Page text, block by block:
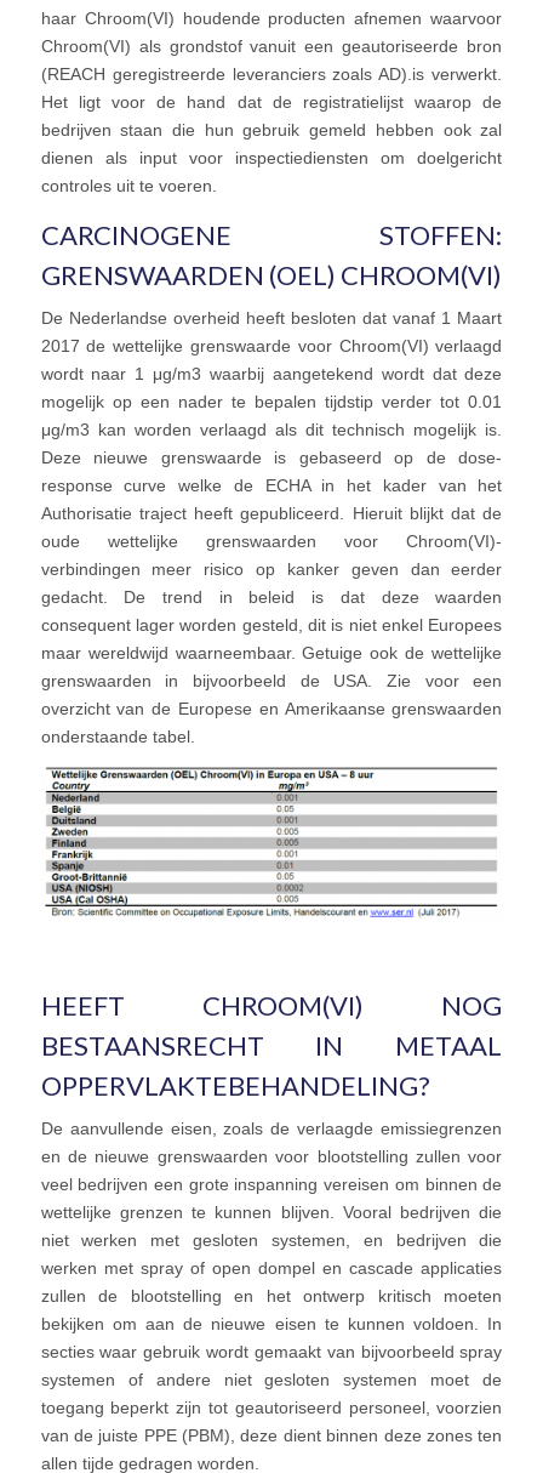
haar Chroom(VI) houdende producten afnemen waarvoor
Chroom(VI) als grondstof vanuit een geautoriseerde bron
(REACH geregistreerde leveranciers zoals AD).is verwerkt.
Het ligt voor de hand dat de registratielijst waarop de
bedrijven staan die hun gebruik gemeld hebben ook zal
dienen als input voor inspectiediensten om doelgericht
controles uit te voeren.
CARCINOGENE STOFFEN:
GRENSWAARDEN (OEL) CHROOM(VI)
De Nederlandse overheid heeft besloten dat vanaf 1 Maart
2017 de wettelijke grenswaarde voor Chroom(VI) verlaagd
wordt naar 1 μg/m3 waarbij aangetekend wordt dat deze
mogelijk op een nader te bepalen tijdstip verder tot 0.01
μg/m3 kan worden verlaagd als dit technisch mogelijk is.
Deze nieuwe grenswaarde is gebaseerd op de dose-
response curve welke de ECHA in het kader van het
Authorisatie traject heeft gepubliceerd. Hieruit blijkt dat de
oude wettelijke grenswaarden voor Chroom(VI)-
verbindingen meer risico op kanker geven dan eerder
gedacht. De trend in beleid is dat deze waarden
consequent lager worden gesteld, dit is niet enkel Europees
maar wereldwijd waarneembaar. Getuige ook de wettelijke
grenswaarden in bijvoorbeeld de USA. Zie voor een
overzicht van de Europese en Amerikaanse grenswaarden
onderstaande tabel.
HEEFT CHROOM(VI) NOG
BESTAANSRECHT IN METAAL
OPPERVLAKTEBEHANDELING?
De aanvullende eisen, zoals de verlaagde emissiegrenzen
en de nieuwe grenswaarden voor blootstelling zullen voor
veel bedrijven een grote inspanning vereisen om binnen de
wettelijke grenzen te kunnen blijven. Vooral bedrijven die
niet werken met gesloten systemen, en bedrijven die
werken met spray of open dompel en cascade applicaties
zullen de blootstelling en het ontwerp kritisch moeten
bekijken om aan de nieuwe eisen te kunnen voldoen. In
secties waar gebruik wordt gemaakt van bijvoorbeeld spray
systemen of andere niet gesloten systemen moet de
toegang beperkt zijn tot geautoriseerd personeel, voorzien
van de juiste PPE (PBM), deze dient binnen deze zones ten
allen tijde gedragen worden.